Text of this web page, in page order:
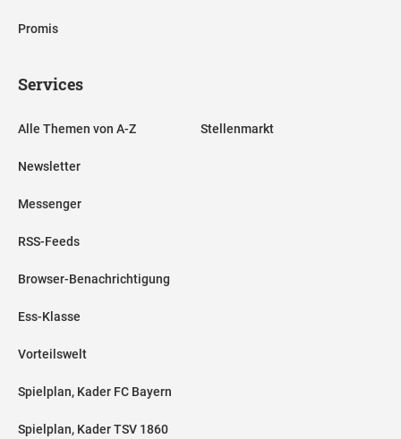
Promis
Services
Alle Themen von A-Z
Newsletter
Messenger
RSS-Feeds
Browser-Benachrichtigung
Ess-Klasse
Vorteilswelt
Spielplan, Kader FC Bayern
Spielplan, Kader TSV 1860
Stellenmarkt